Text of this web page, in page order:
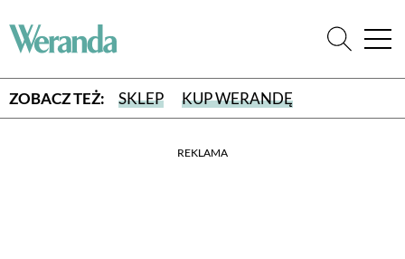
ZOBACZ TEŻ: SKLEP KUP WERANDĘ
REKLAMA